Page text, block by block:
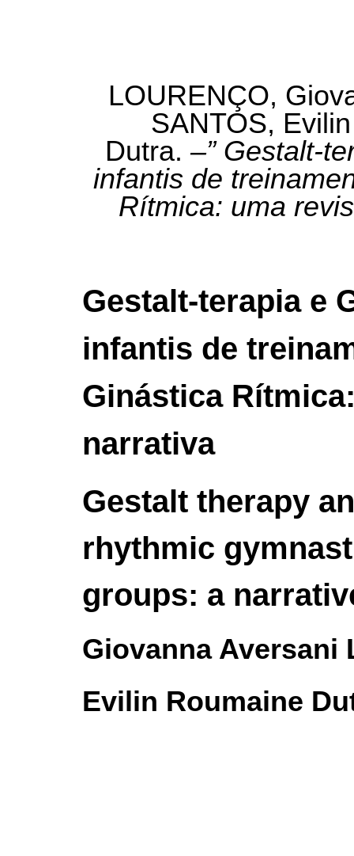
LOURENÇO,
SANTOS,
Dutra. –”Gestalt-
infantis de
Rítmica: uma
Gestalt-terapia e
infantis de
Ginástica
narrativa
Gestalt therapy
rhythmic
groups: a
Giovanna Aversani
Evilin Roumaine